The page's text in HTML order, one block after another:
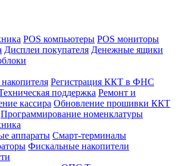
POS компьютеры POS мониторы
Дисплеи покупателя Денежные ящики
Регистрация ККТ в ФНС
поддержка Ремонт и
кассира Обновление прошивки ККТ
Программирование номенклатуры
аппараты Смарт-терминалы
Фискальные накопители